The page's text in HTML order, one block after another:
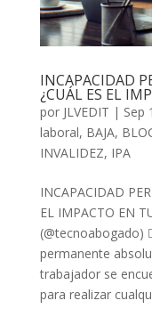
INCAPACIDAD
¿CUÁL ES EL
por JLVEDIT | Sep
laboral, BAJA,
INVALIDEZ, IPA
INCAPACIDAD
EL IMPACTO EN
(@tecnoabogado)
permanente
trabajador se
para realizar